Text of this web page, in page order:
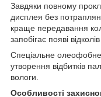
Завдяки повному
дисплея без
краще передавання
запобігає появі
Спеціальне
утворення відбитків
вологи.
Особливості